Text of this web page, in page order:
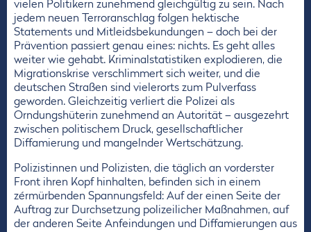
vielen Politikern zunehmend gleichgültig zu sein. Nach
jedem neuen Terroranschlag folgen hektische
Statements und Mitleidsbekundungen – doch bei der
Prävention passiert genau eines: nichts. Es geht alles
weiter wie gehabt. Kriminalstatistiken explodieren, die
Migrationskrise verschlimmert sich weiter, und die
deutschen Straßen sind vielerorts zum Pulverfass
geworden. Gleichzeitig verliert die Polizei als
Orndungshüterin zunehmend an Autorität – ausgezehrt
zwischen politischem Druck, gesellschaftlicher
Diffamierung und mangelnder Wertschätzung.
Polizistinnen und Polizisten, die täglich an vorderster
Front ihren Kopf hinhalten, befinden sich in einem
zérmürbenden Spannungsfeld: Auf der einen Seite der
Auftrag zur Durchsetzung polizeilicher Maßnahmen, auf
der anderen Seite Anfeindungen und Diffamierungen aus